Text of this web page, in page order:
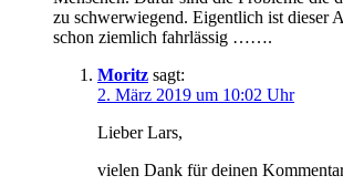
zu schwerwiegend. Eigentlich ist dieser
schon ziemlich fahrlässig …….
Moritz sagt:
2. März 2019 um 10:02 Uhr
Lieber Lars,
vielen Dank für deinen